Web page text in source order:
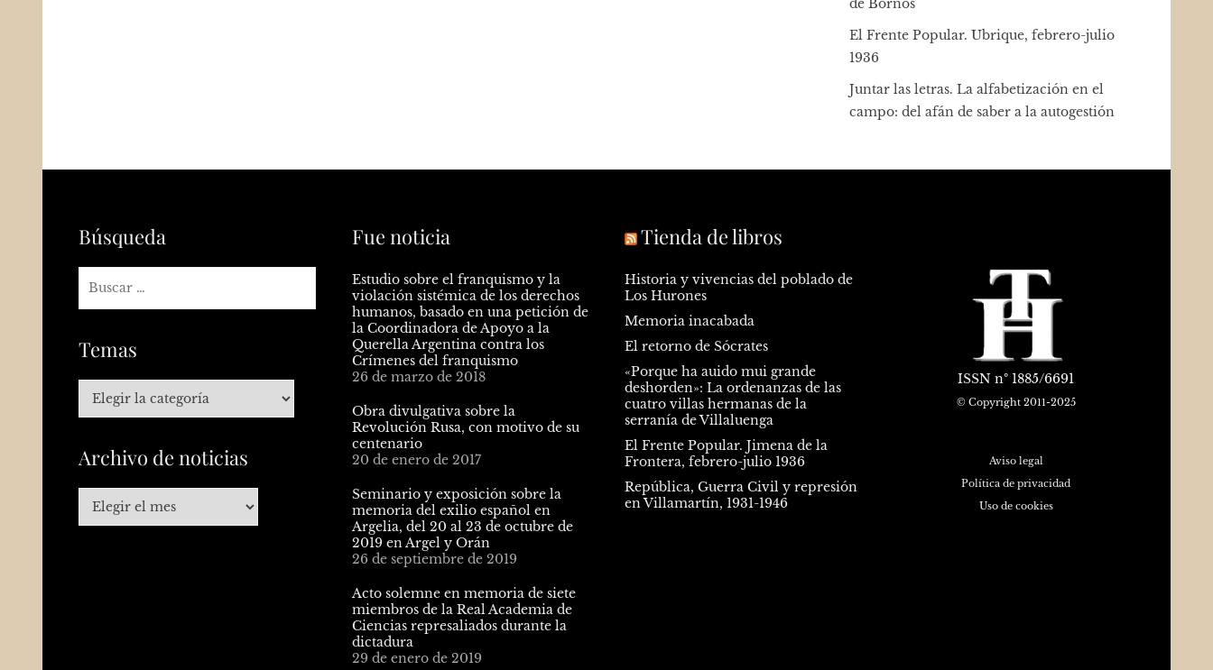
de Bornos
El Frente Popular. Ubrique, febrero-julio
1936
Juntar las letras. La alfabetización en el
campo: del afán de saber a la autogestión
Búsqueda
Temas
Archivo de noticias
Fue noticia
Estudio sobre el franquismo y la
violación sistémica de los derechos
humanos, basado en una petición de
la Coordinadora de Apoyo a la
Querella Argentina contra los
Crímenes del franquismo
26 de marzo de 2018
Obra divulgativa sobre la
Revolución Rusa, con motivo de su
centenario
20 de enero de 2017
Seminario y exposición sobre la
memoria del exilio español en
Argelia, del 20 al 23 de octubre de
2019 en Argel y Orán
26 de septiembre de 2019
Acto solemne en memoria de siete
miembros de la Real Academia de
Ciencias represaliados durante la
dictadura
29 de enero de 2019
Tienda de libros
Historia y vivencias del poblado de
Los Hurones
Memoria inacabada
El retorno de Sócrates
«Porque ha auido mui grande
deshorden»: La ordenanzas de las
cuatro villas hermanas de la
serranía de Villaluenga
El Frente Popular. Jimena de la
Frontera, febrero-julio 1936
República, Guerra Civil y represión
en Villamartín, 1931-1946
ISSN nº 1885/6691
© Copyright 2011-2025
Aviso legal
Política de privacidad
Uso de cookies